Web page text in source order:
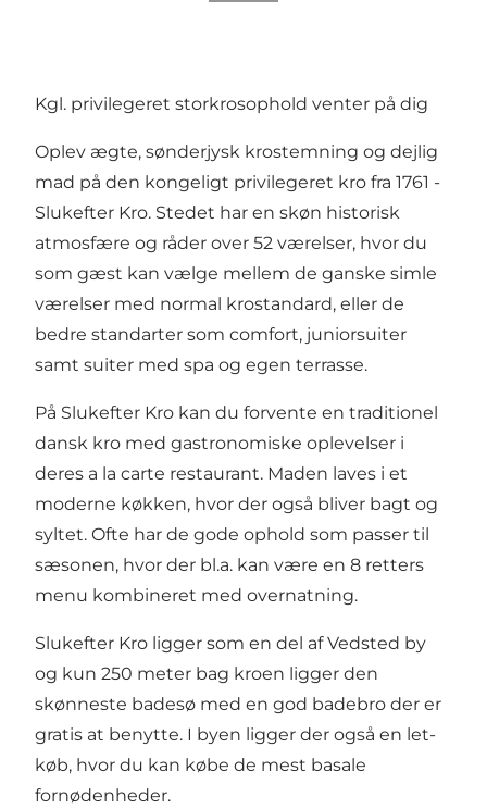
Kgl. privilegeret storkrosophold venter på dig
Oplev ægte, sønderjysk krostemning og dejlig
mad på den kongeligt privilegeret kro fra 1761 -
Slukefter Kro. Stedet har en skøn historisk
atmosfære og råder over 52 værelser, hvor du
som gæst kan vælge mellem de ganske simle
værelser med normal krostandard, eller de
bedre standarter som comfort, juniorsuiter
samt suiter med spa og egen terrasse.
På Slukefter Kro kan du forvente en traditionel
dansk kro med gastronomiske oplevelser i
deres a la carte restaurant. Maden laves i et
moderne køkken, hvor der også bliver bagt og
syltet. Ofte har de gode ophold som passer til
sæsonen, hvor der bl.a. kan være en 8 retters
menu kombineret med overnatning.
Slukefter Kro ligger som en del af Vedsted by
og kun 250 meter bag kroen ligger den
skønneste badesø med en god badebro der er
gratis at benytte. I byen ligger der også en let-
køb, hvor du kan købe de mest basale
fornødenheder.